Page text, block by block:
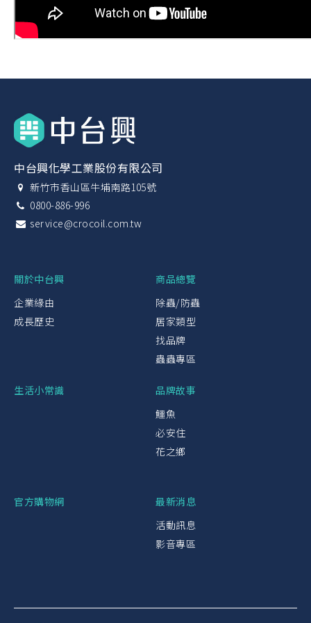
中台興化學工業股份有限公司
新竹市香山區牛埔南路105號
0800-886-996
service@crocoil.com.tw
關於中台興
企業緣由
成長歷史
商品總覽
除蟲/防蟲
居家類型
找品牌
蟲蟲專區
生活小常識
品牌故事
鱷魚
必安住
花之鄉
官方購物網
最新消息
活動訊息
影音專區